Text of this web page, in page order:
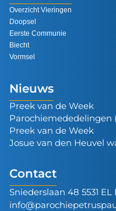
Overzicht Vieringen
Doopsel
Eerste Communie
Biecht
Vormsel
Nieuws
Preek van de Week
Parochiemededelingen
Preek van de Week
Josue van den Heuvel
Contact
Sniederslaan 48 5531 EL